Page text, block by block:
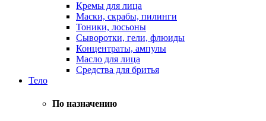
Кремы для лица
Маски, скрабы, пилинги
Тоники, лосьоны
Сыворотки, гели, флюиды
Концентраты, ампулы
Масло для лица
Средства для бритья
Тело
По назначению